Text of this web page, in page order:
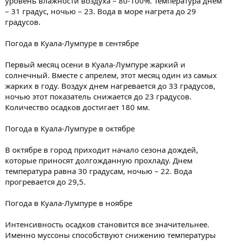
– 31 градус, ночью – 23. Вода в море нагрета до 29
градусов.
Погода в Куала-Лумпуре в сентябре
Первый месяц осени в Куала-Лумпуре жаркий и
солнечный. Вместе с апрелем, этот месяц один из самых
жарких в году. Воздух днем нагревается до 33 градусов,
ночью этот показатель снижается до 23 градусов.
Количество осадков достигает 180 мм.
Погода в Куала-Лумпуре в октябре
В октябре в город приходит начало сезона дождей,
которые приносят долгожданную прохладу. Днем
температура равна 30 градусам, ночью – 22. Вода
прогревается до 29,5.
Погода в Куала-Лумпуре в ноябре
Интенсивность осадков становится все значительнее.
Именно муссоны способствуют снижению температуры